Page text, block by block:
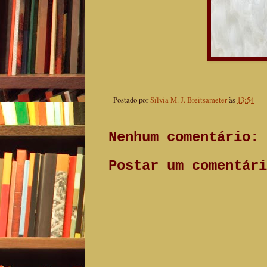
Postado porSílvia M. J. Breitsameteràs 13:54
Nenhum comentário:
Postar um